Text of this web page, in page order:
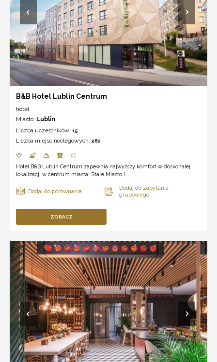
B&B Hotel Lublin Centrum
hotel
Miasto: Lublin
Liczba uczestników: 15
Liczba miejsc noclegowych: 260
Hotel B&B Lublin Centrum zapewnia najwyższy komfort w doskonałej
lokalizacji w centrum miasta. Stare Miasto i ...
ZOBACZ